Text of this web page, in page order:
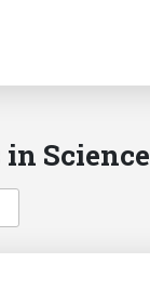
Science